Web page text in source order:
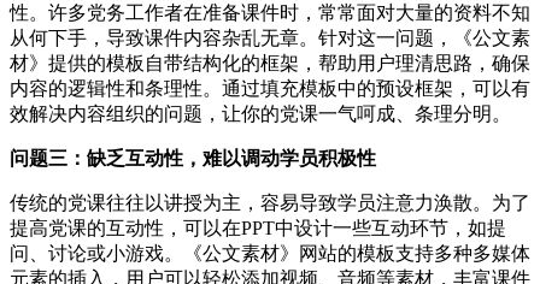
性。许多党务工作者在准备课件时，常常面对大量的资料不知
从何下手，导致课件内容杂乱无章。针对这一问题，《公文素
材》提供的模板自带结构化的框架，帮助用户理清思路，确保
内容的逻辑性和条理性。通过填充模板中的预设框架，可以有
效解决内容组织的问题，让你的党课一气呵成、条理分明。
问题三：缺乏互动性，难以调动学员积极性
传统的党课往往以讲授为主，容易导致学员注意力涣散。为了
提高党课的互动性，可以在PPT中设计一些互动环节，如提
问、讨论或小游戏。《公文素材》网站的模板支持多种多媒体
元素的插入，用户可以轻松添加视频、音频等素材，丰富课件